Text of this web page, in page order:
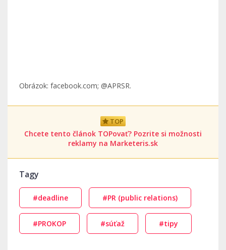
Obrázok: facebook.com; @APRSR.
TOP
Chcete tento článok TOPovať? Pozrite si možnosti
reklamy na Marketeris.sk
Tagy
#deadline #PR (public relations)
#PROKOP #súťaž #tipy